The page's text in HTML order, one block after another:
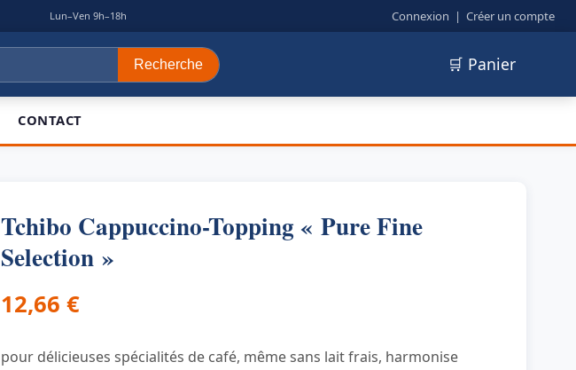
Lun–Ven 9h–18h Connexion | Créer un compte
Recherche 🛒 Panier
CONTACT
Tchibo Cappuccino-Topping « Pure Fine
Selection »
12,66€
pour délicieuses spécialités de café, même sans lait frais, harmonise